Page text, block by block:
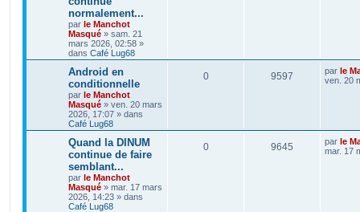
normalement...
par le Manchot
Masqué » sam. 21
mars 2026, 02:58 »
dans Café Lug68
Android en
conditionnelle
par le Manchot
Masqué » ven. 20 mars
2026, 17:07 » dans
Café Lug68
0 9597 par le
ven. 20
Quand la DINUM
continue de faire
semblant...
par le Manchot
Masqué » mar. 17 mars
2026, 14:23 » dans
Café Lug68
0 9645 par le
mar. 17